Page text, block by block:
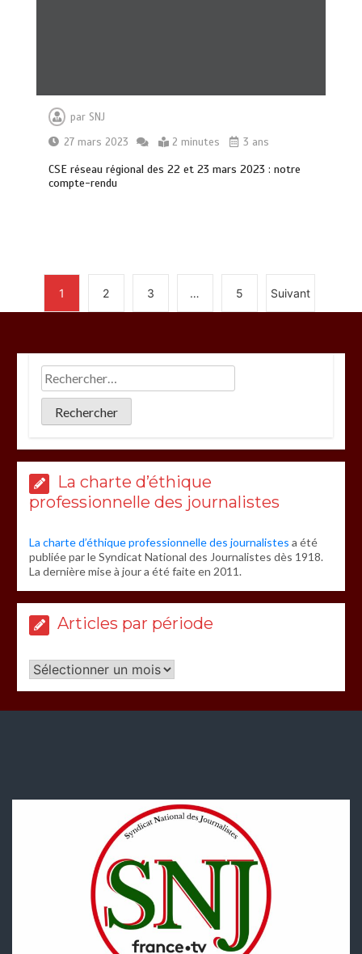
par SNJ
27 mars 2023
2 minutes 3 ans
CSE réseau régional des 22 et 23 mars 2023 : notre
compte-rendu
1 2 3 … 5 Suivant
La charte d’éthique
professionnelle des journalistes
La charte d’éthique professionnelle des journalistes a été
publiée par le Syndicat National des Journalistes dès 1918.
La dernière mise à jour a été faite en 2011.
Articles par période
Articles
par
période